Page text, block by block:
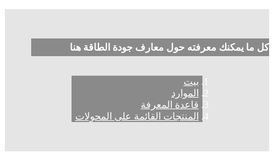
كل ما يمكنك معرفته حول معارف جودة الطاقة هنا
بيت
الموارد
قاعدة المعرفة
المنتجات القائمة على المحولات